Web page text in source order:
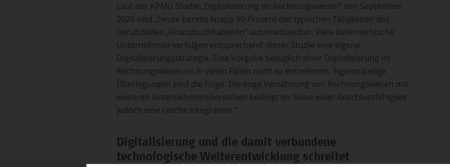
Laut der KPMG Studie „Digitalisierung im Rechnungswesen“ von September
2020 sind „heute bereits knapp 90 Prozent der typischen Tätigkeiten des
Berufsbildes „Finanzbuchhalter/in“ automatisierbar. Viele österreichische
Unternehmen verfolgen entsprechend dieser Studie eine eigene
Digitalisierungsstrategie. Eine Vorgabe bezüglich einer Digitalisierung im
Rechnungswesen ist in vielen Fällen nicht zu entnehmen. Eigenständige
Überlegungen sind die Folge. Die enge Verzahnung von Rechnungswesen mit
weiteren Unternehmensbereichen bedingt im Sinne einer Anschlussfähigkeit
jedoch eine rasche Integration.“
Digitalisierung und die damit verbundene
technologische Weiterentwicklung schreitet